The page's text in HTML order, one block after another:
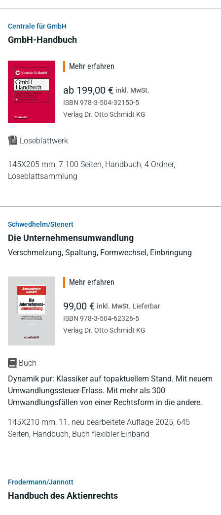
Centrale für GmbH
GmbH-Handbuch
Loseblattwerk
145X205 mm, 7.100 Seiten, Handbuch, 4 Ordner,
Loseblattsammlung
Mehr erfahren
ab 199,00 € inkl. MwSt.
ISBN 978-3-504-32150-5
Verlag Dr. Otto Schmidt KG
Schwedhelm/Stenert
Die Unternehmensumwandlung
Verschmelzung, Spaltung, Formwechsel, Einbringung
Buch
Dynamik pur: Klassiker auf topaktuellem Stand. Mit neuem
Umwandlungssteuer-Erlass. Mit mehr als 300
Umwandlungsfällen von einer Rechtsform in die andere.
145X210 mm, 11. neu bearbeitete Auflage 2025, 645
Seiten, Handbuch, Buch flexibler Einband
Mehr erfahren
99,00 € inkl. MwSt. Lieferbar
ISBN 978-3-504-62326-5
Verlag Dr. Otto Schmidt KG
Frodermann/Jannott
Handbuch des Aktienrechts